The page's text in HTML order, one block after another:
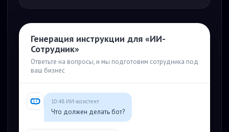
Генерация инструкции для «ИИ-
Сотрудник»
Ответьте на вопросы, и мы подготовим сотрудника под
ваш бизнес
10:48 ИИ-ассистент
Что должен делать бот?